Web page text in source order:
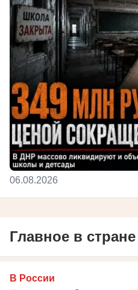
06.08.2026
Главное в стране
В России